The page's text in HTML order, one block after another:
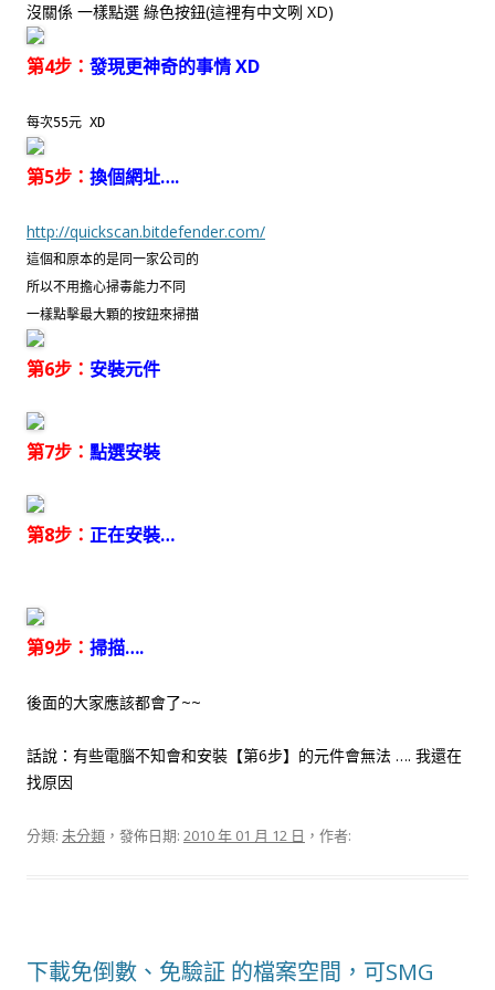
沒關係 一樣點選 綠色按鈕(這裡有中文咧 XD)
第4步： 發現更神奇的事情 XD
每次55元 XD
第5步： 換個網址….
http://quickscan.bitdefender.com/
這個和原本的是同一家公司的
所以不用擔心掃毒能力不同
一樣點擊最大顆的按鈕來掃描
第6步： 安裝元件
第7步： 點選安裝
第8步： 正在安裝…
第9步： 掃描….
後面的大家應該都會了~~
話說：有些電腦不知會和安裝【第6步】的元件會無法 …. 我還在
找原因
分類: 未分類 ，發佈日期: 2010 年 01 月 12 日 ，作者:
下載免倒數、免驗証 的檔案空間，可SMG